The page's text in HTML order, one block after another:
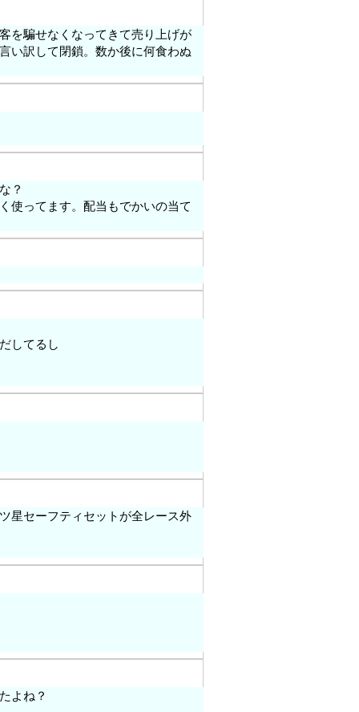
を騙せなくなってきて売り上げが
い訳して閉鎖。数か後に何食わぬ
？
使ってます。配当もでかいの当て
してるし
星セーフティセットが全レース外
よね？